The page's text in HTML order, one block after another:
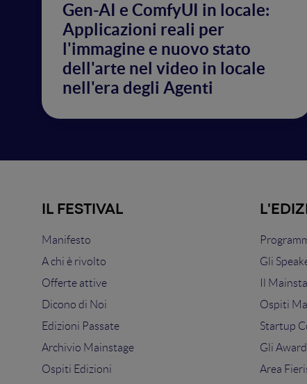
Gen-AI e ComfyUI in locale:
Applicazioni reali per
l'immagine e nuovo stato
dell'arte nel video in locale
nell'era degli Agenti
IL FESTIVAL
Manifesto
A chi è rivolto
Offerte attive
Dicono di Noi
Edizioni Passate
Archivio Mainstage
Ospiti Edizioni
Gli
Il
Ospiti
Startup
Gli
Area